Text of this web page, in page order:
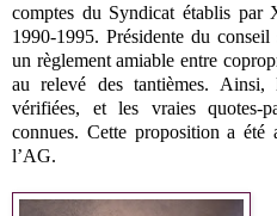
comptes du Syndicat établis par
1990-1995. Présidente du
un règlement amiable entre
au relevé des tantièmes. Ainsi,
vérifiées, et les vraies quotes-
connues. Cette proposition a été
l’AG.